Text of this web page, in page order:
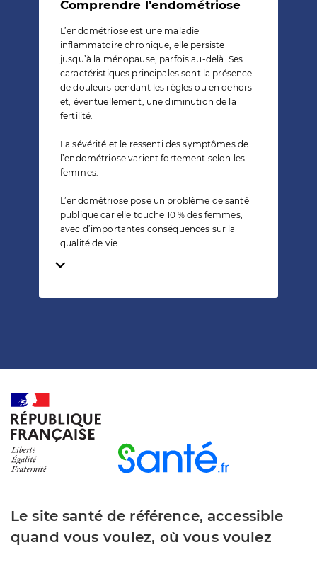
Comprendre l’endométriose
L’endométriose est une maladie
inflammatoire chronique, elle persiste
jusqu’à la ménopause, parfois au-delà. Ses
caractéristiques principales sont la présence
de douleurs pendant les règles ou en dehors
et, éventuellement, une diminution de la
fertilité.
La sévérité et le ressenti des symptômes de
l’endométriose varient fortement selon les
femmes.
L’endométriose pose un problème de santé
publique car elle touche 10 % des femmes,
avec d’importantes conséquences sur la
qualité de vie.
Temps de lecture
Le site santé de référence, accessible
quand vous voulez, où vous voulez